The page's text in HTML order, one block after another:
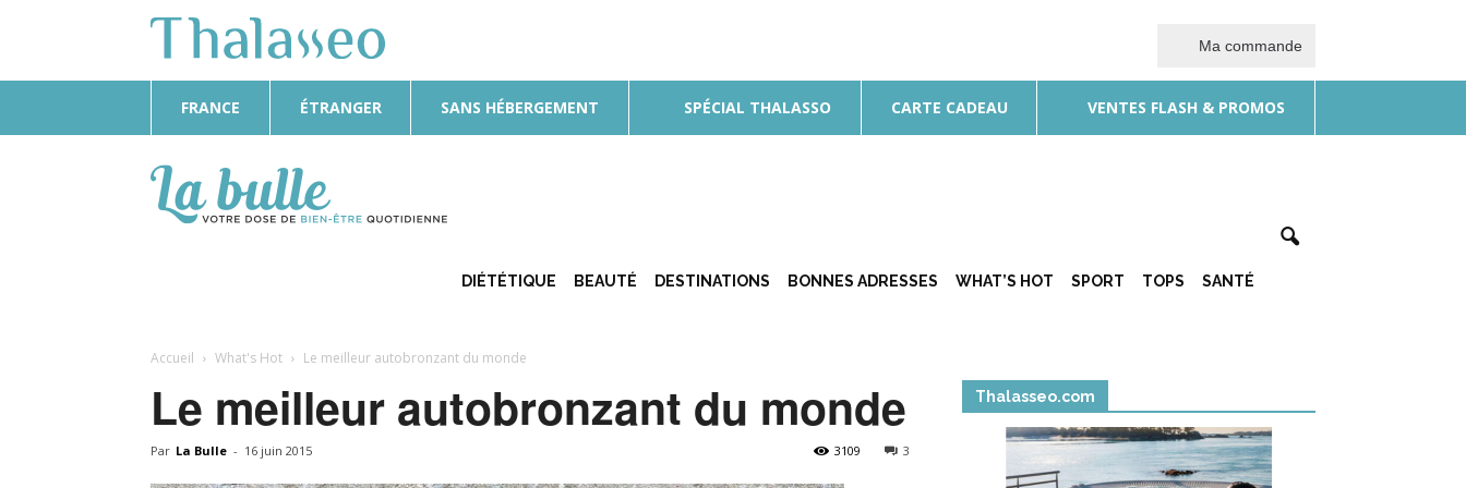
Ma commande
FRANCE ÉTRANGER SANS HÉBERGEMENT SPÉCIAL THALASSO CARTE CADEAU VENTES FLASH & PROMOS
Bulle
DIÉTÉTIQUE BEAUTÉ DESTINATIONS BONNES ADRESSES WHAT’S HOT SPORT TOPS SANTÉ
Accueil What's Hot Le meilleur autobronzant du monde
Le meilleur autobronzant du monde
Par La Bulle - 16 juin 2015 3
3109
Thalasseo.com